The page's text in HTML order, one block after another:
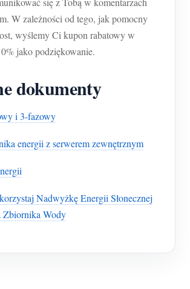
W zależności od tego, jak pomocny
wyślemy Ci kupon rabatowy w
jako podziękowanie.
dokumenty
i 3-fazowy
energii z serwerem zewnętrznym
Nadwyżkę Energii Słonecznej
Zbiornika Wody